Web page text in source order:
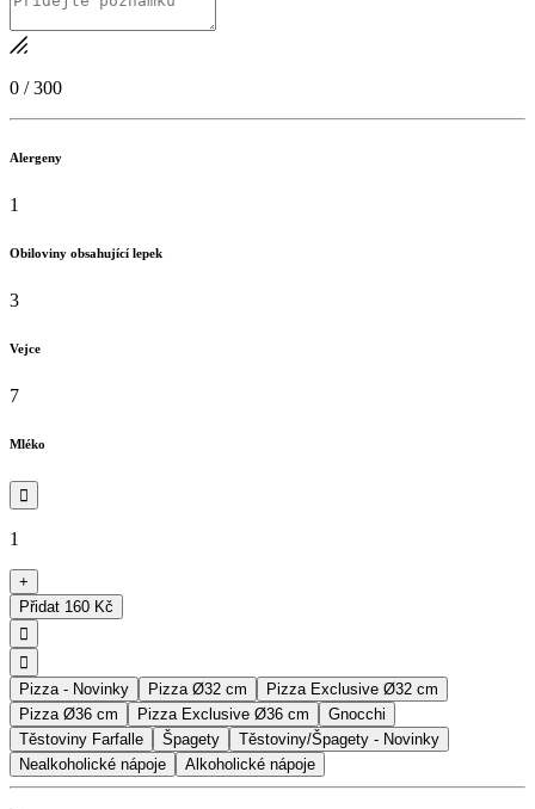
0 /300
Alergeny
1
Obiloviny obsahující lepek
3
Vejce
7
Mléko

1
+
Přidat 160 Kč


Pizza - Novinky
Pizza Ø32 cm
Pizza Exclusive Ø32 cm
Pizza Ø36 cm
Pizza Exclusive Ø36 cm
Gnocchi
Těstoviny Farfalle
Špagety
Těstoviny/Špagety - Novinky
Nealkoholické nápoje
Alkoholické nápoje